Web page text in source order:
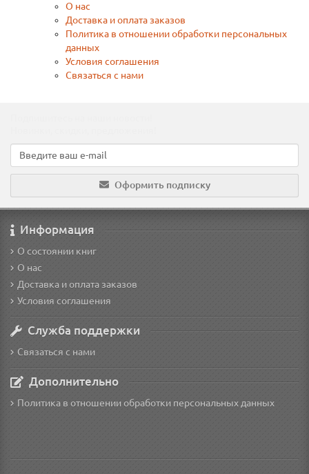
О нас
Доставка и оплата заказов
Политика в отношении обработки персональных
данных
Условия соглашения
Связаться с нами
Оформить подписку
Информация
О состоянии книг
О нас
Доставка и оплата заказов
Условия соглашения
Служба поддержки
Связаться с нами
Дополнительно
Политика в отношении обработки персональных данных